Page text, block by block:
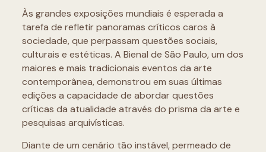
Às grandes exposições mundiais é esperada a
tarefa de refletir panoramas críticos caros à
sociedade, que perpassam questões sociais,
culturais e estéticas. A Bienal de São Paulo, um dos
maiores e mais tradicionais eventos da arte
contemporânea, demonstrou em suas últimas
edições a capacidade de abordar questões
críticas da atualidade através do prisma da arte e
pesquisas arquivísticas.
Diante de um cenário tão instável, permeado de